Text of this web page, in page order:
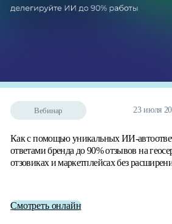
Вебинар 23 июля
Как с помощью уникальных ИИ-
ответами бренда до 90% отзывов на
отзовиках и маркетплейсах без
Смотреть онлайн